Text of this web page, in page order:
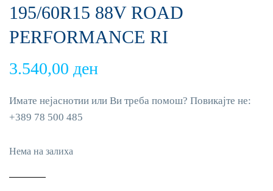
195/60R15 88V ROAD
PERFORMANCE RI
3.540,00 ден
Имате нејаснотии или Ви треба помош? Повикајте не:
+389 78 500 485
Нема на залиха